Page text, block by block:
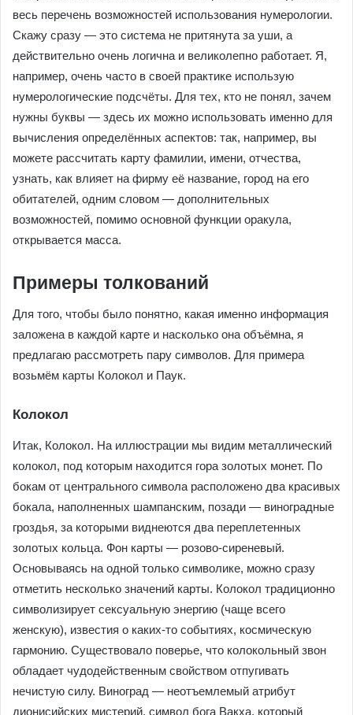
весь перечень возможностей использования нумерологии.
Скажу сразу — это система не притянута за уши, а
действительно очень логична и великолепно работает. Я,
например, очень часто в своей практике использую
нумерологические подсчёты. Для тех, кто не понял, зачем
нужны буквы — здесь их можно использовать именно для
вычисления определённых аспектов: так, например, вы
можете рассчитать карту фамилии, имени, отчества,
узнать, как влияет на фирму её название, город на его
обитателей, одним словом — дополнительных
возможностей, помимо основной функции оракула,
открывается масса.
Примеры толкований
Для того, чтобы было понятно, какая именно информация
заложена в каждой карте и насколько она объёмна, я
предлагаю рассмотреть пару символов. Для примера
возьмём карты Колокол и Паук.
Колокол
Итак, Колокол. На иллюстрации мы видим металлический
колокол, под которым находится гора золотых монет. По
бокам от центрального символа расположено два красивых
бокала, наполненных шампанским, позади — виноградные
гроздья, за которыми виднеются два переплетенных
золотых кольца. Фон карты — розово-сиреневый.
Основываясь на одной только символике, можно сразу
отметить несколько значений карты. Колокол традиционно
символизирует сексуальную энергию (чаще всего
женскую), известия о каких-то событиях, космическую
гармонию. Существовало поверье, что колокольный звон
обладает чудодейственным свойством отпугивать
нечистую силу. Виноград — неотъемлемый атрибут
дионисийских мистерий, символ бога Вакха, который